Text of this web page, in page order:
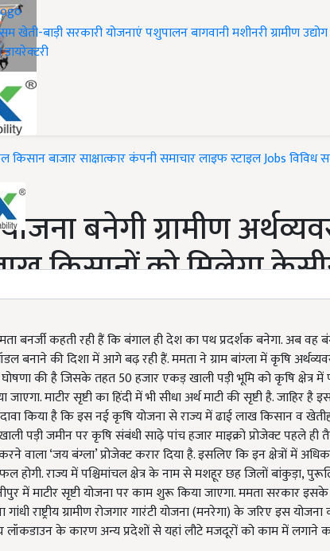
खेती-बाड़ीसरकारी योजनाएंपशुपालनबागवानीमशीनरीग्रामीण उद्योग
डायरेक्टरी
किसानबाजारसाक्षात्कारकंपनी समाचारलाइफ स्टाइलJobsविविध
योजना बनेगी ग्रामीण
किसानों को मिलेगा
बनर्जी कहती रही हैं कि बंगाल ही देश का पथ प्रदर्शक बनेगा. अब वह
बनाने की दिशा में आगे बढ़ रही हैं. ममता ने ग्राम बांग्ला में कृषि
घोषणा की है जिसके तहत 50 हजार एकड़ खाली पड़ी भूमि को कृषि क्षेत्र में
माटीर सृष्टी का हिंदी में भी सीधा अर्थ माटी की सृष्टी है. जाहिर है
किया है कि इस नई कृषि योजना से राज्य में ढाई लाख किसान व
पड़ी जमीन पर कृषि संबंधी साढ़े पांच हजार माइक्रो प्रोजेक्ट पहले ही
वाला ‘जय बंग्ला’ प्रोजेक्ट करार दिया है. इसलिए कि इन क्षेत्रों में
राज्य में पश्चिमांचल क्षेत्र के नाम से मशहूर छह जिलों बांकुड़ा,
में माटीर सृष्टी योजना पर काम शुरू किया जाएगा. ममता सरकार
राष्ट्रीय ग्रामीण रोजगार गारंटी योजना (मनरेगा) के जरिए इस
के कारण अन्य प्रदेशों से यहां लौटे मजदूरों को काम में लगाने